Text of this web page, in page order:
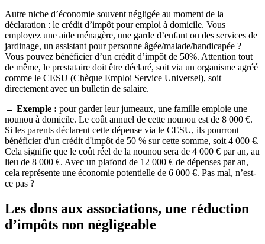
Autre niche d’économie souvent négligée au moment de la
déclaration : le crédit d’impôt pour emploi à domicile. Vous
employez une aide ménagère, une garde d’enfant ou des services de
jardinage, un assistant pour personne âgée/malade/handicapée ?
Vous pouvez bénéficier d’un crédit d’impôt de 50%. Attention tout
de même, le prestataire doit être déclaré, soit via un organisme agréé
comme le CESU (Chèque Emploi Service Universel), soit
directement avec un bulletin de salaire.
→ Exemple : pour garder leur jumeaux, une famille emploie une
nounou à domicile. Le coût annuel de cette nounou est de 8 000 €.
Si les parents déclarent cette dépense via le CESU, ils pourront
bénéficier d'un crédit d'impôt de 50 % sur cette somme, soit 4 000 €.
Cela signifie que le coût réel de la nounou sera de 4 000 € par an, au
lieu de 8 000 €. Avec un plafond de 12 000 € de dépenses par an,
cela représente une économie potentielle de 6 000 €. Pas mal, n’est-
ce pas ?
Les dons aux associations, une réduction
d’impôts non négligeable